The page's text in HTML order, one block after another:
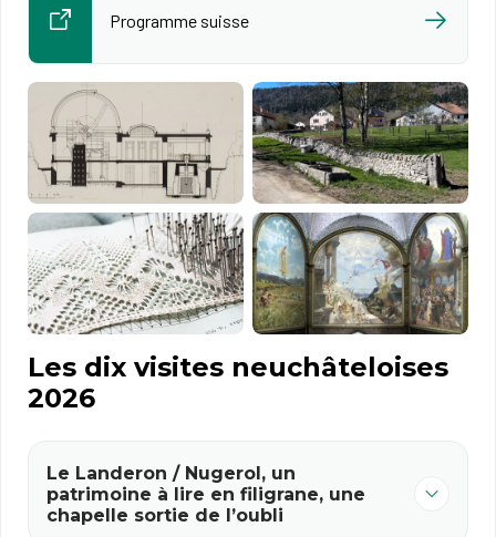
Programme suisse
Les dix visites neuchâteloises
2026
Le Landeron / Nugerol, un
patrimoine à lire en filigrane, une
chapelle sortie de l’oubli